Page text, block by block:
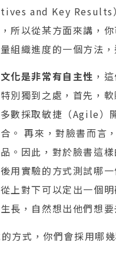
and Key Results
所以從某方面來講，
組織進度的一個方法
化是非常有自主性 ，
別獨到之處，首先，
數採取敏捷（Agile）
。 再來，對臉書而言
。因此，對於臉書這
用實驗的方式測試哪
上對下可以定出一個
長，自然想出他們想
方式，你們會採用哪